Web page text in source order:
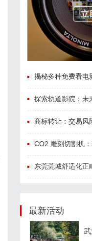
揭秘多种免费看电
探索轨道影院：未
商标转让：交易风
CO2 雕刻切割机
东莞莞城舒适化正畸
最新活动